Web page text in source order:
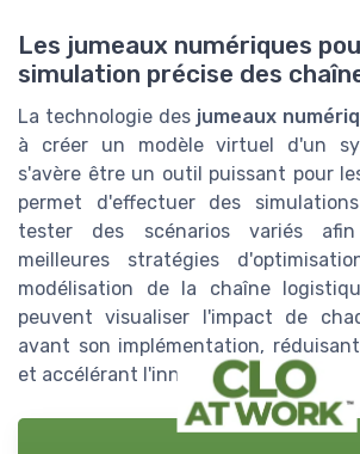
Les jumeaux numériques
simulation précise des
La technologie des jumeaux
à créer un modèle virtuel d'un
s'avère être un outil puissant pour
permet d'effectuer des
tester des scénarios variés
meilleures stratégies
modélisation de la chaîne
peuvent visualiser l'impact de
avant son implémentation,
et accélérant l'innovation.